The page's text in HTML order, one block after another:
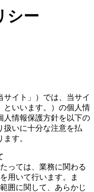
シー
サイト」）では、当サイ
といいます。）の個人情
人情報保護方針を以下の
扱いに十分な注意を払
す。
っては、業務に関わる
用いて行います。ま
囲に関して、あらかじ